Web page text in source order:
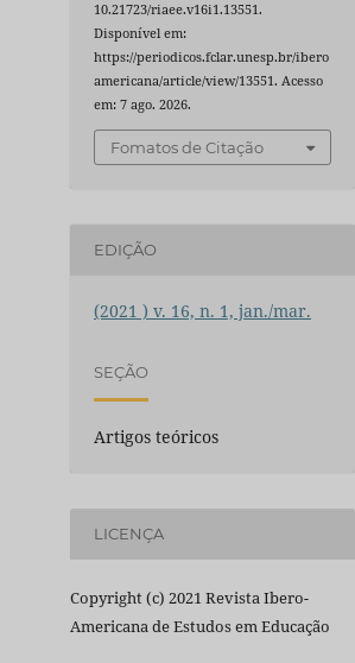
10.21723/riaee.v16i1.13551.
Disponível em:
https://periodicos.fclar.unesp.br/ibero
americana/article/view/13551. Acesso
em: 7 ago. 2026.
Fomatos de Citação
EDIÇÃO
(2021 ) v. 16, n. 1, jan./mar.
SEÇÃO
Artigos teóricos
LICENÇA
Copyright (c) 2021 Revista Ibero-
Americana de Estudos em Educação